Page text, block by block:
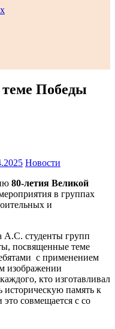
Победы
Новости
80-летия Великой
в группах
и
А.С. студенты групп
посвященные теме
с применением
изображении
кто изготавливал
историческую память к
совмещается с со